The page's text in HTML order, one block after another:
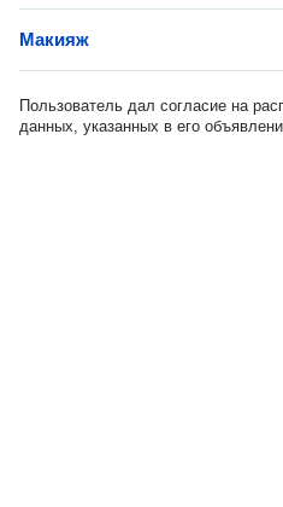
Макияж
Пользователь дал согласие на
данных, указанных в его